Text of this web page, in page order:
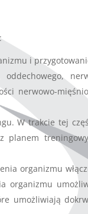
i
nerwowo-
W trakcie tej
planem
organizmu
organizmu
umożliwiają